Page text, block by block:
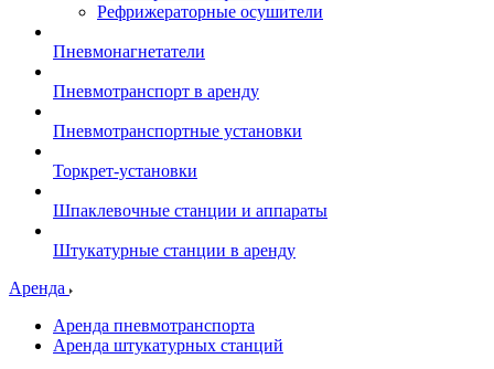
Рефрижераторные осушители
Пневмонагнетатели
Пневмотранспорт в аренду
Пневмотранспортные установки
Торкрет-установки
Шпаклевочные станции и аппараты
Штукатурные станции в аренду
Аренда
Аренда пневмотранспорта
Аренда штукатурных станций